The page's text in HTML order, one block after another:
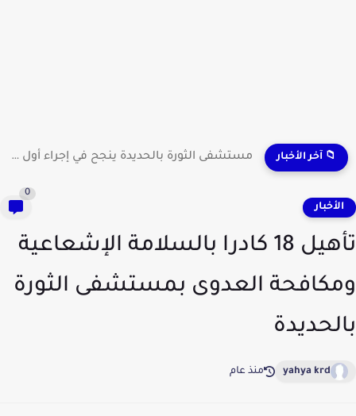
📁 آخر الأخبار مستشفى الثورة بالحديدة ينجح في إجراء أول عملية لاستئصال...
تأهيل 18 كادرا بالسلامة الإشعاعية
العدوى بمستشفى الثورة
yahya krd منذ عام